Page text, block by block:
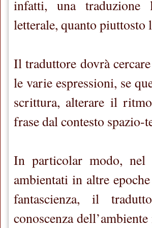
infatti, una traduzione
letterale, quanto piuttosto
Il traduttore dovrà
le varie espressioni, se
scrittura, alterare il
frase dal contesto spazio-
In particolar modo, nel
ambientati in altre
fantascienza, il
conoscenza